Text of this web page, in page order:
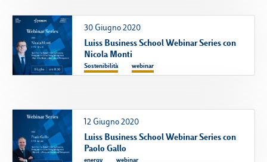
30 Giugno 2020
Luiss Business School Webinar Series con
Nicola Monti
Sostenibilità webinar
12 Giugno 2020
Luiss Business School Webinar Series con
Paolo Gallo
energy webinar